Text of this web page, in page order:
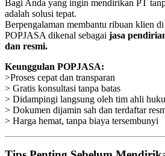
Bagi Anda yang ingin mendirikan PT
adalah solusi tepat.
Berpengalaman membantu ribuan klien
POPJASA dikenal sebagai jasa
dan resmi.
Keunggulan POPJASA:
>Proses cepat dan transparan
> Gratis konsultasi tanpa batas
> Didampingi langsung oleh tim ahli
> Dokumen dijamin sah dan terdaftar
> Harga hemat, tanpa biaya tersembunyi